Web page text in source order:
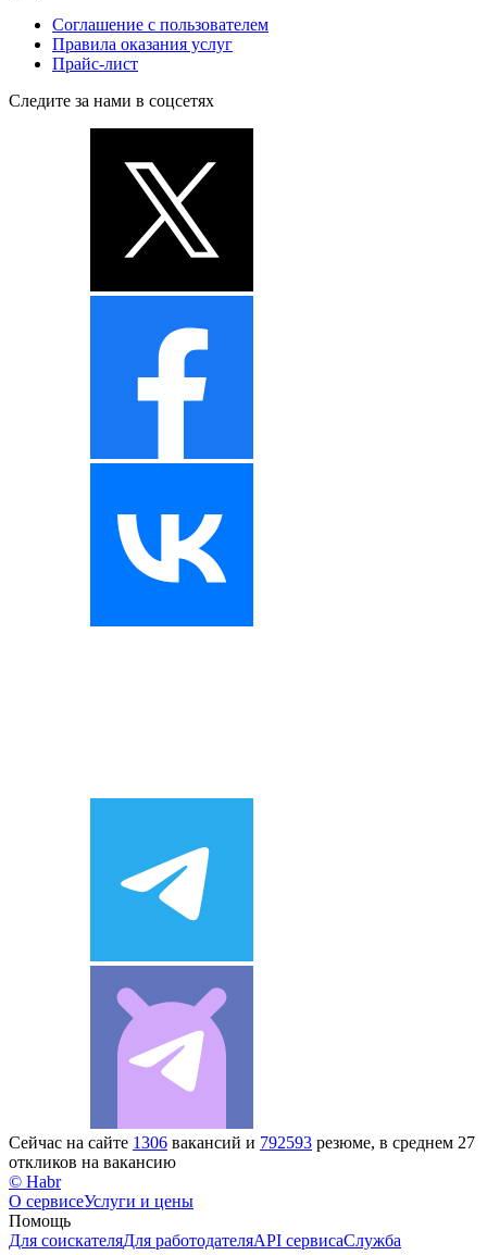
Соглашение с пользователем
Правила оказания услуг
Прайс-лист
Следите за нами в соцсетях
Сейчас на сайте 1306 вакансий и 792593 резюме, в среднем 27
откликов на вакансию
© Habr
О сервисеУслуги и цены
Помощь
Для соискателяДля работодателяAPI сервисаСлужба